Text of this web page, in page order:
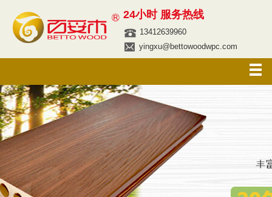
24小时 服务热线
13412639960
yingxu@bettowoodwpc.com